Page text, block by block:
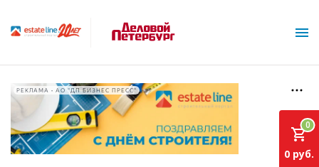
РЕКЛАМА • АО "ДП БИЗНЕС ПРЕСС"
0
0 руб.